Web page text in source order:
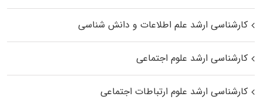
کارشناسی ارشد علم اطلاعات و دانش شناسی
کارشناسی ارشد علوم اجتماعی
کارشناسی ارشد علوم ارتباطات اجتماعی